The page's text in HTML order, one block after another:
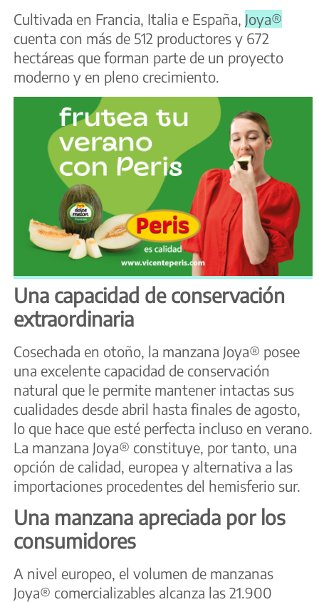
Cultivada en Francia, Italia e España, Joya®
cuenta con más de 512 productores y 672
hectáreas que forman parte de un proyecto
moderno y en pleno crecimiento.
Una capacidad de conservación
extraordinaria
Cosechada en otoño, la manzana Joya® posee
una excelente capacidad de conservación
natural que le permite mantener intactas sus
cualidades desde abril hasta finales de agosto,
lo que hace que esté perfecta incluso en verano.
La manzana Joya® constituye, por tanto, una
opción de calidad, europea y alternativa a las
importaciones procedentes del hemisferio sur.
Una manzana apreciada por los
consumidores
A nivel europeo, el volumen de manzanas
Joya® comercializables alcanza las 21.900